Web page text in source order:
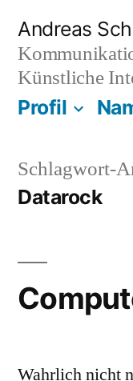
Inhalt
springen
Andreas
Künstliche
Profil
Schlagwort-
Datarock
Wahrlich nicht